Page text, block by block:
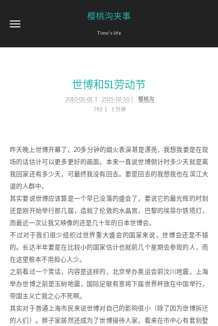
樱桃沟夹事
Timo's life
世博和51劳动节
2010-05-01 2025-02-10
樱桃沟
792
1 分钟
昨天晚上世博开幕了，20多分钟的烟火表演甚是漂亮，我想我要是在现
场的话估计可以更多更好的画面。本来一直说世博倒计时多少天就是离
我回家还有多少天，可最终我没有回去。要是回去的我想我也在滨江大
道的人群中。
其实要说世博应该算是一个早已没落的盛会了，要说它的最光辉的时刻
还是刚开始举行那几届，造就了伦敦的水晶宫，巴黎的埃菲尔铁塔灯，
而最近一次让我又映像的还是几十年的日本世博会。
不过对于我们很少组织过世界重大盛会的国家来说，世博会还是不错
的。长达半年要是在比较小的国家估计也就前几个星期会参观的人，而
在这里根本不用担心人少。
之前看过一个笑话，内容是这样的，北京举办奥运会前汶川地震，上海
举办世博之前是玉树地震，国际足联有意将下届世界杯放在中国举行，
帝国主义亡我之心不死啊。
其实对于普通上海市民来说世博对自己的影响很小（除了因为世博拆迁
的人们）。胖子家居然还成为了世博接待人家，看来在市中心有套别墅